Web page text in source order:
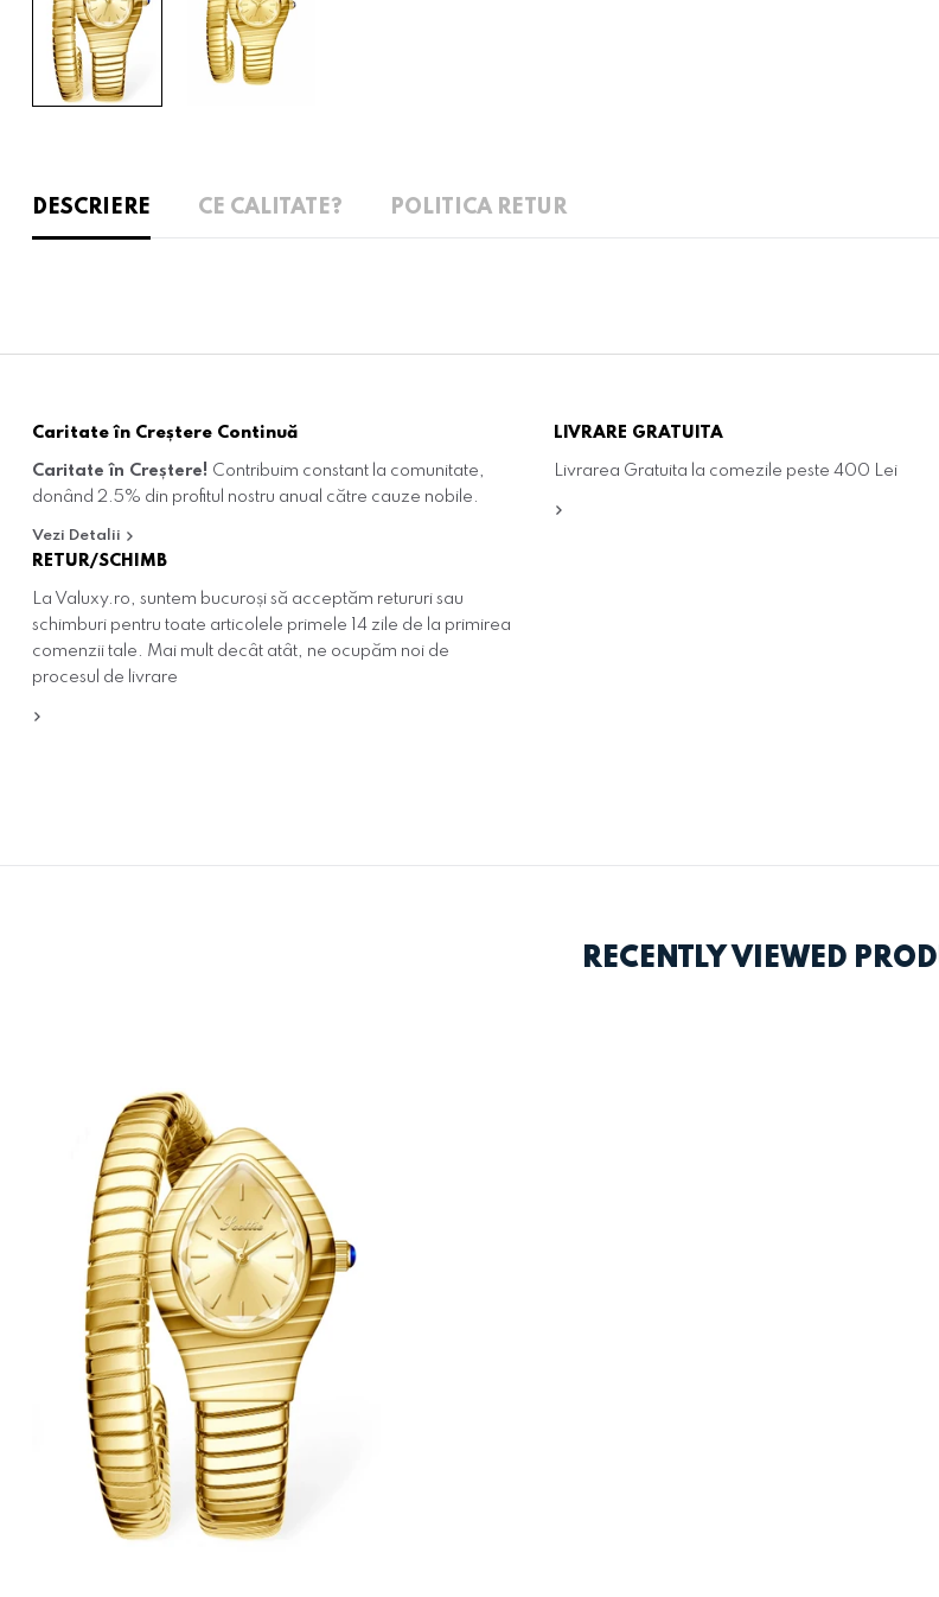
DESCRIERE CE CALITATE? POLITICA RETUR
Caritate în Creștere Continuă
Caritate în Creștere! Contribuim constant la comunitate,
donând 2.5% din profitul nostru anual către cauze nobile.
Vezi Detalii
LIVRARE GRATUITA
Livrarea Gratuita la comezile peste 400 Lei
RETUR/SCHIMB
La Valuxy.ro, suntem bucuroși să acceptăm retururi sau
schimburi pentru toate articolele primele 14 zile de la primirea
comenzii tale. Mai mult decât atât, ne ocupăm noi de
procesul de livrare
RECENTLY VIEWED